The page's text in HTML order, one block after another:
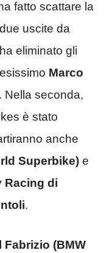
fatto scattare la
uscite da
eliminato gli
Marco
. Nella seconda,
è stato
anche
Superbike) e
Racing di
.
Fabrizio (BMW